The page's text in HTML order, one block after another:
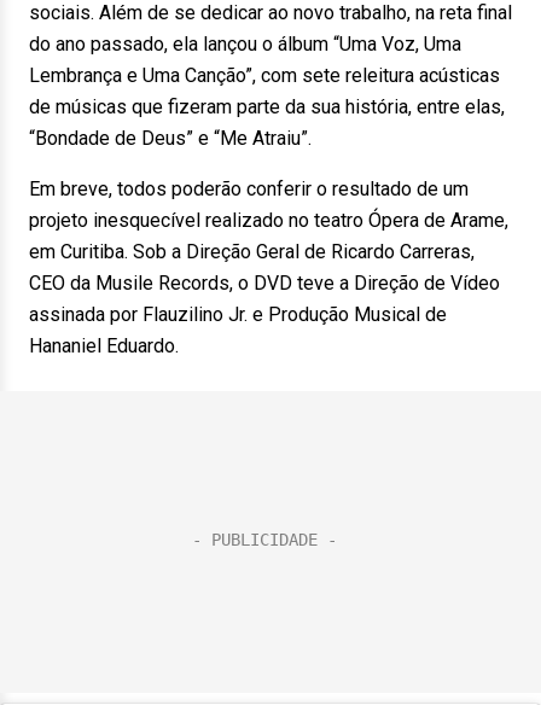
sociais. Além de se dedicar ao novo trabalho, na reta final
do ano passado, ela lançou o álbum “Uma Voz, Uma
Lembrança e Uma Canção”, com sete releitura acústicas
de músicas que fizeram parte da sua história, entre elas,
“Bondade de Deus” e “Me Atraiu”.
Em breve, todos poderão conferir o resultado de um
projeto inesquecível realizado no teatro Ópera de Arame,
em Curitiba. Sob a Direção Geral de Ricardo Carreras,
CEO da Musile Records, o DVD teve a Direção de Vídeo
assinada por Flauzilino Jr. e Produção Musical de
Hananiel Eduardo.